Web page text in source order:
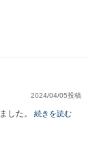
2024/04/05投稿
した。 続きを読む